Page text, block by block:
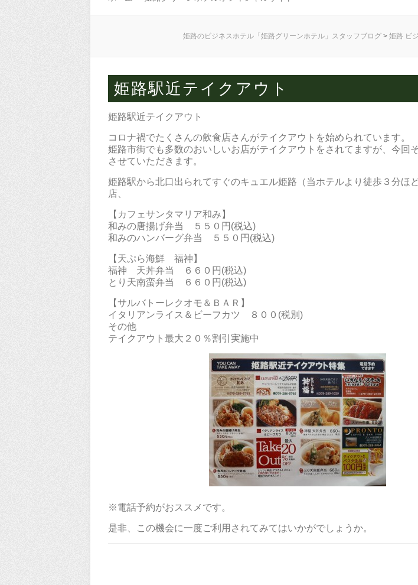
姫路のビジネスホテル「姫路グリーンホテル」スタッフブログ > 姫路 ビ
姫路駅近テイクアウト
姫路駅近テイクアウト
コロナ禍でたくさんの飲食店さんがテイクアウトを始められています。
姫路市街でも多数のおいしいお店がテイクアウトをされてますが、今回
させていただきます。
姫路駅から北口出られてすぐのキュエル姫路（当ホテルより徒歩３分ほ
店、
【カフェサンタマリア和み】
和みの唐揚げ弁当 ５５０円(税込)
和みのハンバーグ弁当 ５５０円(税込)
【天ぷら海鮮 福神】
福神 天丼弁当 ６６０円(税込)
とり天南蛮弁当 ６６０円(税込)
【サルバトーレクオモ＆ＢＡＲ】
イタリアンライス＆ビーフカツ ８００(税別)
その他
テイクアウト最大２０％割引実施中
※電話予約がおススメです。
是非、この機会に一度ご利用されてみてはいかがでしょうか。